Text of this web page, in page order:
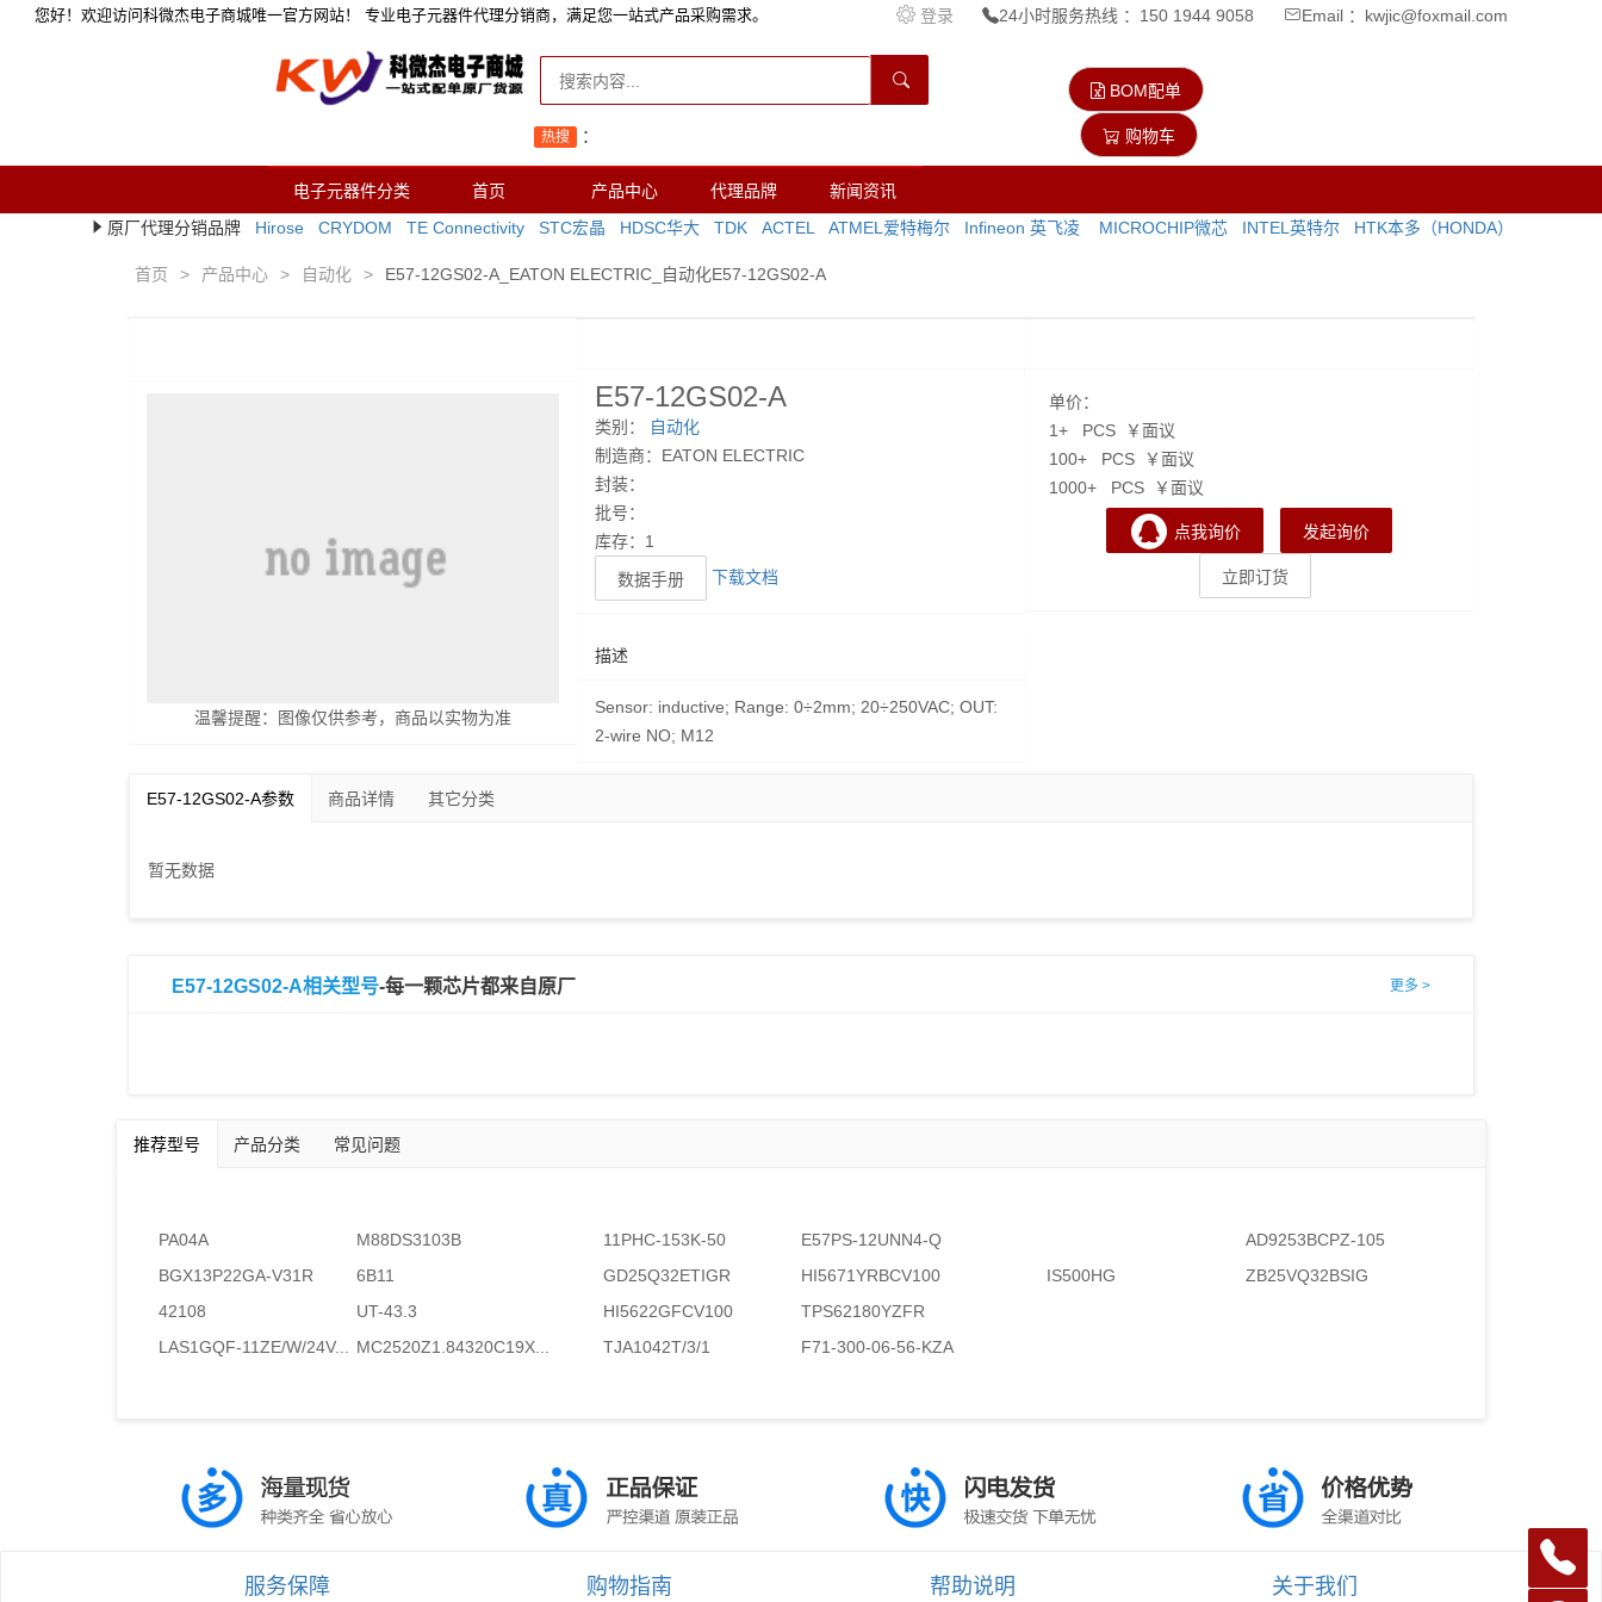
您好！欢迎访问科微杰电子商城唯一官方网站！ 专业电子元器件代理分销商，满足您一站式产品采购需求。 登录 24小时服务热线 ：150 1944 9058 Email ：kwjic@foxmail.com
热搜 ：
BOM配单
购物车
电子元器件分类 首页 产品中心 代理品牌
新闻资讯
原厂代理分销品牌
Hirose CRYDOM TE Connectivity STC宏晶 HDSC华大 TDK ACTEL ATMEL爱特梅尔 Infineon 英飞凌 MICROCHIP微芯 INTEL英特尔 HTK本多（HONDA）
首页 > 产品中心 > 自动化 > E57-12GS02-A_EATON ELECTRIC_自动化E57-12GS02-A
温馨提醒：图像仅供参考，商品以实物为准
E57-12GS02-A
类别：
自动化
制造商：EATON ELECTRIC
封装：
批号：
库存：1
数据手册
下载文档
描述
Sensor: inductive; Range: 0÷2mm; 20÷250VAC; OUT:
2-wire NO; M12
单价：
1+ PCS ￥面议
100+ PCS ￥面议
1000+ PCS ￥面议
点我询价 发起询价
立即订货
E57-12GS02-A参数 商品详情 其它分类
暂无数据
E57-12GS02-A相关型号-每一颗芯片都来自原厂 更多 >
推荐型号 产品分类 常见问题
PA04A
M88DS3103B
BGX13P22GA-V31R
6B11
42108
UT-43.3
LAS1GQF-11ZE/W/24V...
MC2520Z1.84320C19X...
11PHC-153K-50
E57PS-12UNN4-Q
GD25Q32ETIGR
HI5671YRBCV100
HI5622GFCV100
TPS62180YZFR
TJA1042T/3/1
F71-300-06-56-KZA
AD9253BCPZ-105
IS500HG
ZB25VQ32BSIG
服务保障 购物指南 帮助说明 关于我们